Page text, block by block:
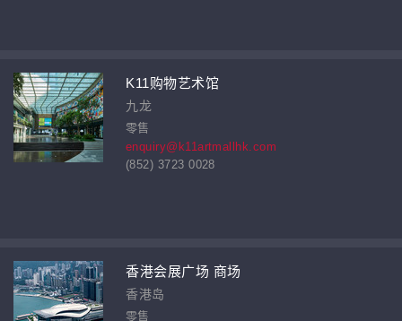
K11购物艺术馆
九龙
零售
enquiry@k11artmallhk.com
(852) 3723 0028
香港会展广场 商场
香港岛
零售